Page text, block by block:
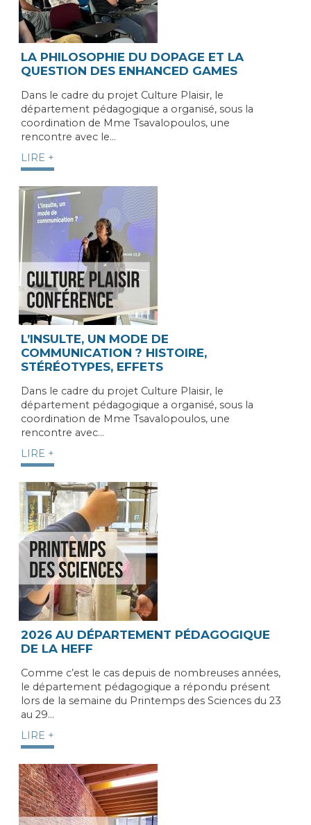
LA PHILOSOPHIE DU DOPAGE ET LA
QUESTION DES ENHANCED GAMES
Dans le cadre du projet Culture Plaisir, le
département pédagogique a organisé, sous la
coordination de Mme Tsavalopoulos, une
rencontre avec le…
LIRE +
L’INSULTE, UN MODE DE
COMMUNICATION ? HISTOIRE,
STÉRÉOTYPES, EFFETS
Dans le cadre du projet Culture Plaisir, le
département pédagogique a organisé, sous la
coordination de Mme Tsavalopoulos, une
rencontre avec…
LIRE +
2026 AU DÉPARTEMENT PÉDAGOGIQUE
DE LA HEFF
Comme c’est le cas depuis de nombreuses années,
le département pédagogique a répondu présent
lors de la semaine du Printemps des Sciences du 23
au 29…
LIRE +